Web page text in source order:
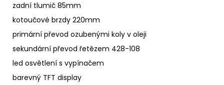
zadní tlumič 85mm
kotoučové brzdy 220mm
primární převod ozubenými koly v oleji
sekundární převod řetězem 428-108
led osvětlení s vypínačem
barevný TFT display